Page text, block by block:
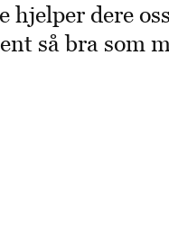
hjelper dere
så bra som